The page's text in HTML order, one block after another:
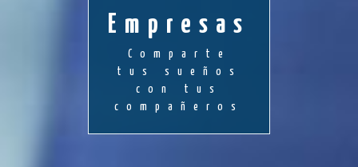
Empresas
Comparte
tus sueños
con tus
compañeros